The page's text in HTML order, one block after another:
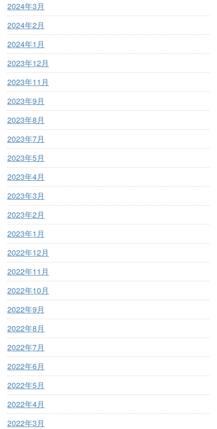
2024年3月
2024年2月
2024年1月
2023年12月
2023年11月
2023年9月
2023年8月
2023年7月
2023年5月
2023年4月
2023年3月
2023年2月
2023年1月
2022年12月
2022年11月
2022年10月
2022年9月
2022年8月
2022年7月
2022年6月
2022年5月
2022年4月
2022年3月